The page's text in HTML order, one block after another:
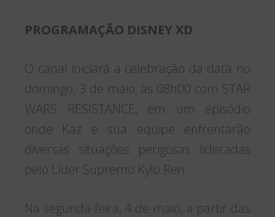
PROGRAMAÇÃO DISNEY XD
O canal iniciará a celebração da data no
domingo, 3 de maio, às 08h00 com STAR
WARS RESISTANCE, em um episódio
onde Kaz e sua equipe enfrentarão
diversas situações perigosas lideradas
pelo Líder Supremo Kylo Ren.
Na segunda-feira, 4 de maio, a partir das